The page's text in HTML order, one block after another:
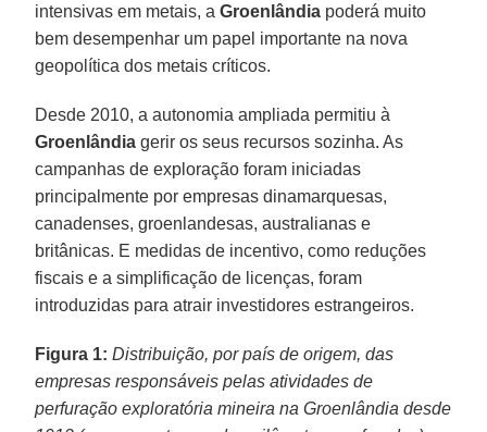
intensivas em metais, aGroenlândia poderá muito
bem desempenhar um papel importante na nova
geopolítica dos metais críticos.
Desde 2010, a autonomia ampliada permitiu à
Groenlândia gerir os seus recursos sozinha. As
campanhas de exploração foram iniciadas
principalmente por empresas dinamarquesas,
canadenses, groenlandesas, australianas e
britânicas. E medidas de incentivo, como reduções
fiscais e a simplificação de licenças, foram
introduzidas para atrair investidores estrangeiros.
Figura 1: Distribuição, por país de origem, das
empresas responsáveis pelas atividades de
perfuração exploratória mineira na Groenlândia desde